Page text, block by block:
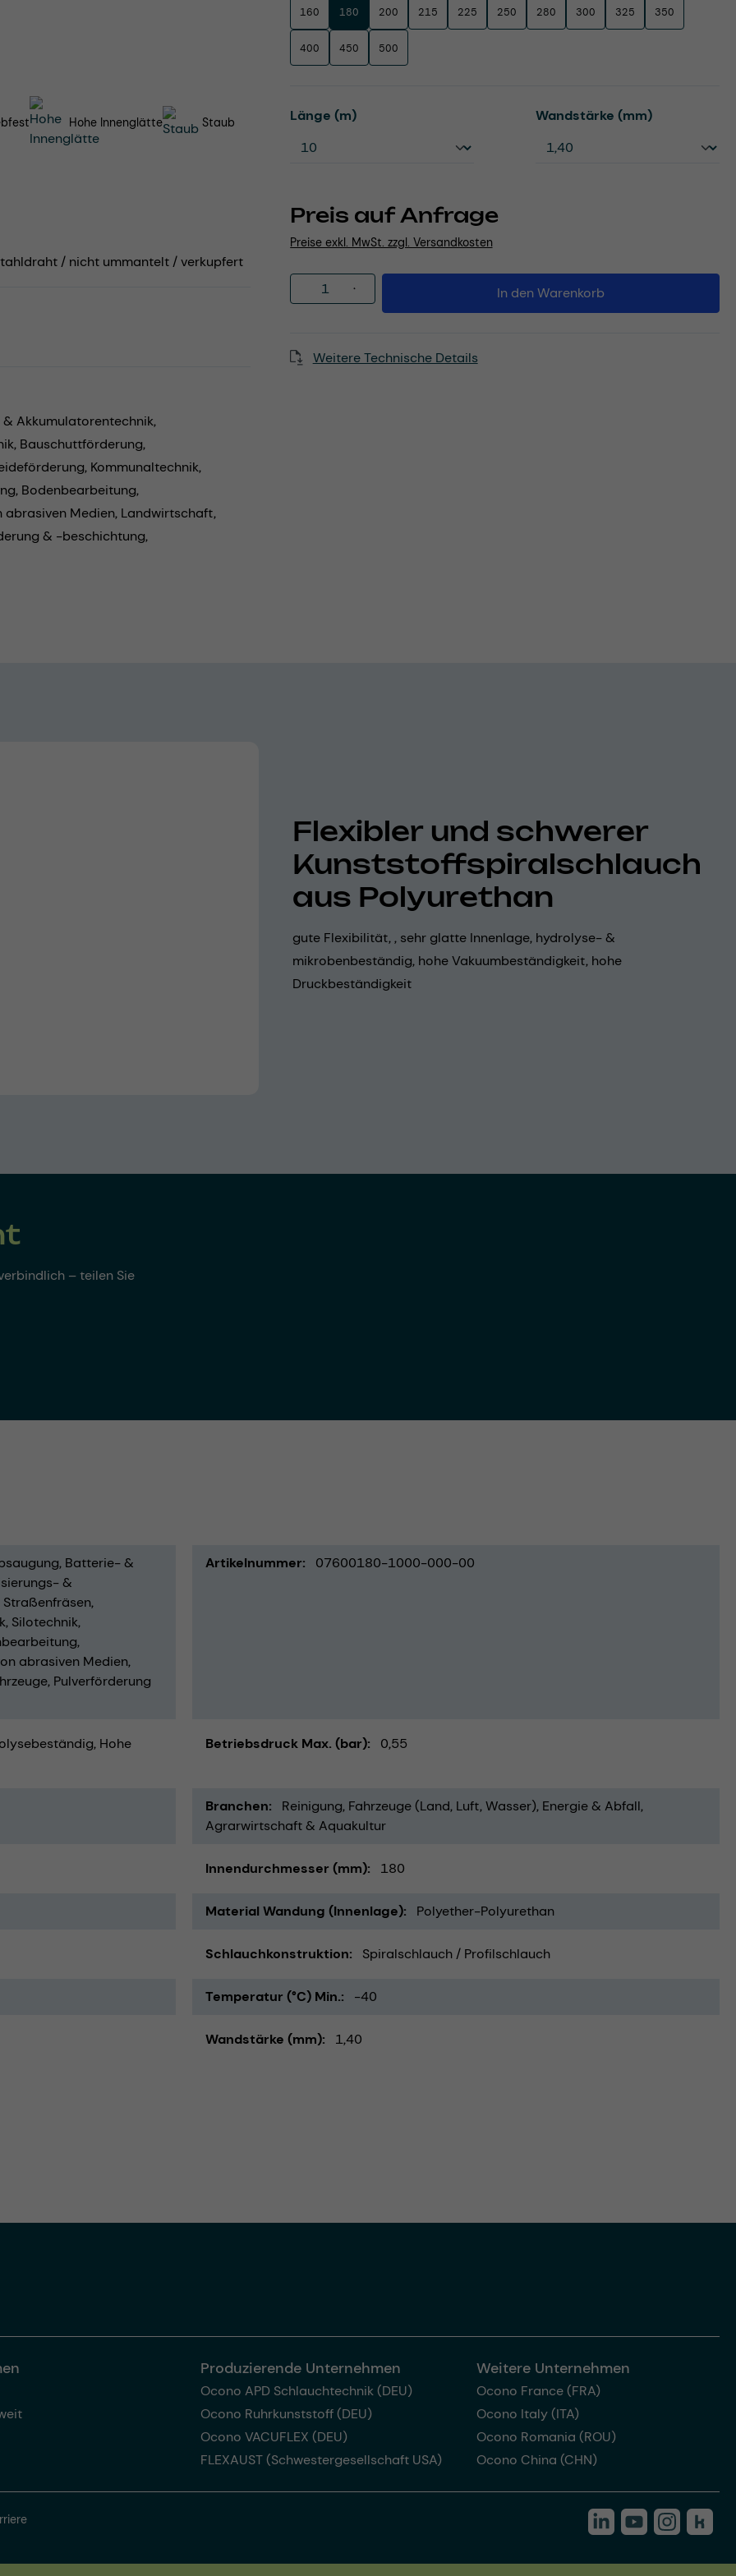
Preis auf Anfrage
Preise exkl. MwSt. zzgl. Versandkosten
160 180 200 215 225 250 280 300 325 350
400 450 500
Länge (m)auswählen Wandstärke (mm)auswählen
Produkt Anzahl: Gib den gewünschten Wert
In den Warenkorb
Weitere Technische Details
Hohe Innenglätte Staub
/ nicht ummantelt / verkupfert
Akkumulatorentechnik,
Bauschuttförderung,
Kommunaltechnik,
Bodenbearbeitung,
abrasiven Medien, Landwirtschaft,
& -beschichtung,
Flexibler und schwerer
Kunststoffspiralschlauch
aus Polyurethan
gute Flexibilität, , sehr glatte Innenlage, hydrolyse- &
mikrobenbeständig, hohe Vakuumbeständigkeit, hohe
Druckbeständigkeit
– teilen Sie
Batterie- &
&
Straßenfräsen
Silotechnik
abrasiven Medien
Pulverförderung
Artikelnummer 07600180-1000-000-00
Hohe
Betriebsdruck Max. (bar) 0,55
Branchen Reinigung Fahrzeuge (Land, Luft, Wasser) Energie & Abfall
Agrarwirtschaft & Aquakultur
Innendurchmesser (mm) 180
Material Wandung (Innenlage) Polyether-Polyurethan
Schlauchkonstruktion Spiralschlauch / Profilschlauch
Temperatur (°C) Min. -40
Wandstärke (mm) 1,40
Produzierende Unternehmen
Ocono APD Schlauchtechnik (DEU)
Ocono Ruhrkunststoff (DEU)
Ocono VACUFLEX (DEU)
FLEXAUST (Schwestergesellschaft USA)
Weitere Unternehmen
Ocono France (FRA)
Ocono Italy (ITA)
Ocono Romania (ROU)
Ocono China (CHN)